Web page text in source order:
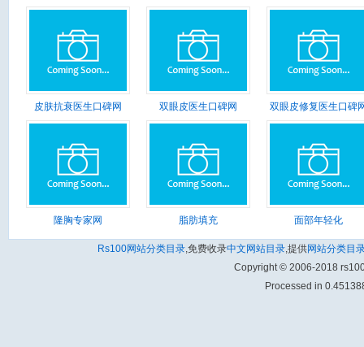
皮肤抗衰医生口碑网 双眼皮医生口碑网 双眼皮修复医生口碑
隆胸专家网 脂肪填充 面部年轻化
Rs100网站分类目录,免费收录中文网站目录,提供网站分类目
Copyright © 2006-2018
Processed in